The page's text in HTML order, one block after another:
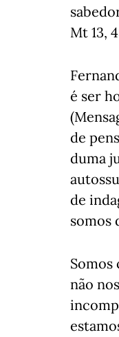
Mt 13,
é ser
de
duma
de
somos
Somos
não